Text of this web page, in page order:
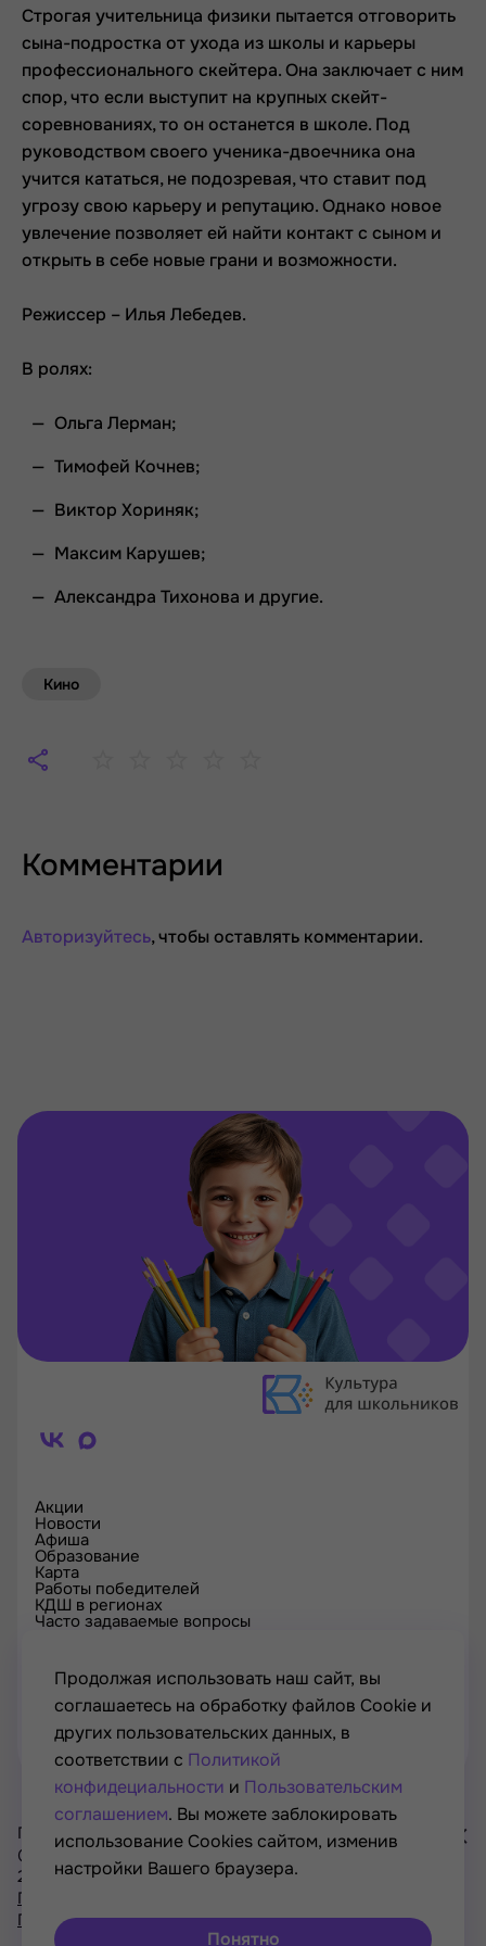
Строгая учительница физики пытается отговорить
сына-подростка от ухода из школы и карьеры
профессионального скейтера. Она заключает с ним
спор, что если выступит на крупных скейт-
соревнованиях, то он останется в школе. Под
руководством своего ученика-двоечника она
учится кататься, не подозревая, что ставит под
угрозу свою карьеру и репутацию. Однако новое
увлечение позволяет ей найти контакт с сыном и
открыть в себе новые грани и возможности.
Режиссер – Илья Лебедев.
В ролях:
Ольга Лерман;
Тимофей Кочнев;
Виктор Хориняк;
Максим Карушев;
Александра Тихонова и другие.
Кино
Комментарии
Авторизуйтесь, чтобы оставлять комментарии.
Акции
Новости
Афиша
Образование
Карта
Работы победителей
КДШ в регионах
Часто задаваемые вопросы
Проверка сертификата
Контакты
Проект Минкультуры России, Минпросвещения России
© РОСКУЛЬТПРОЕКТ, Российский фонд культуры, 2021—
2026
Политика конфиденциальности
Пользовательское соглашение
Продолжая использовать наш сайт, вы
соглашаетесь на обработку файлов Cookie и
других пользовательских данных, в
соответствии с Политикой
конфидециальности и Пользовательским
соглашением. Вы можете заблокировать
использование Cookies сайтом, изменив
настройки Вашего браузера.
Понятно